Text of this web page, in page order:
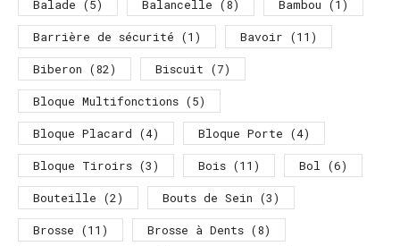
Balade (5) Balancelle (8) Bambou (1)
Barrière de sécurité (1) Bavoir (11)
Biberon (82) Biscuit (7)
Bloque Multifonctions (5)
Bloque Placard (4) Bloque Porte (4)
Bloque Tiroirs (3) Bois (11) Bol (6)
Bouteille (2) Bouts de Sein (3)
Brosse (11) Brosse à Dents (8)